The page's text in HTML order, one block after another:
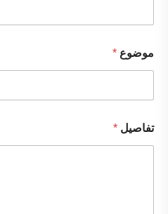
موضوع*
تفاصيل*